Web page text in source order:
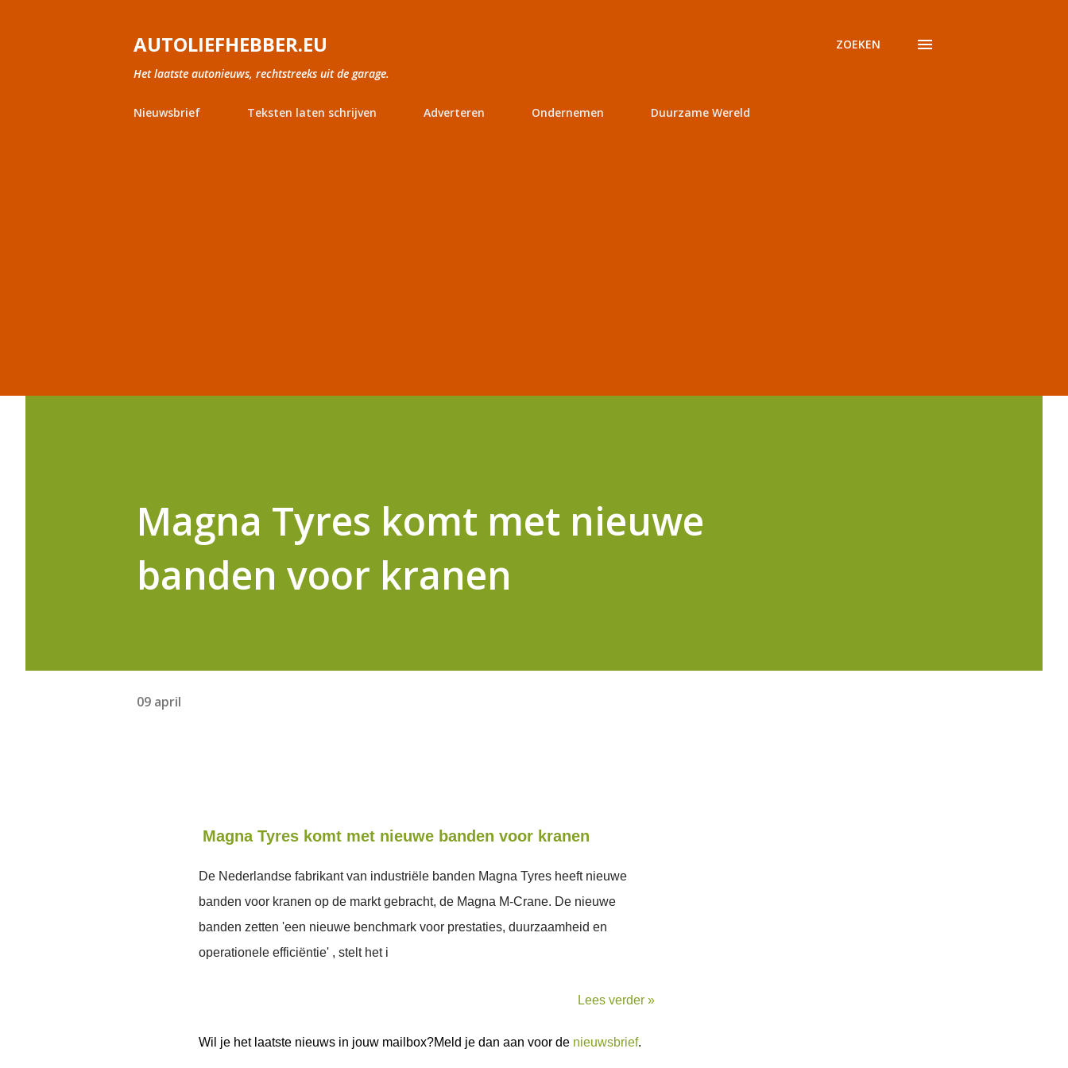
AUTOLIEFHEBBER.EU
Het laatste autonieuws, rechtstreeks uit de garage.
ZOEKEN
Nieuwsbrief Teksten laten schrijven Adverteren Ondernemen Duurzame Wereld
Magna Tyres komt met nieuwe
banden voor kranen
09 april
Magna Tyres komt met nieuwe banden voor kranen
De Nederlandse fabrikant van industriële banden Magna Tyres heeft nieuwe
banden voor kranen op de markt gebracht, de Magna M-Crane. De nieuwe
banden zetten 'een nieuwe benchmark voor prestaties, duurzaamheid en
operationele efficiëntie' , stelt het i
Lees verder »
Wil je het laatste nieuws in jouw mailbox?Meld je dan aan voor de nieuwsbrief.